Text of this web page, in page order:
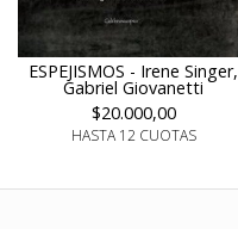
ESPEJISMOS - Irene Singer,
Gabriel Giovanetti
$20.000,00
HASTA 12 CUOTAS